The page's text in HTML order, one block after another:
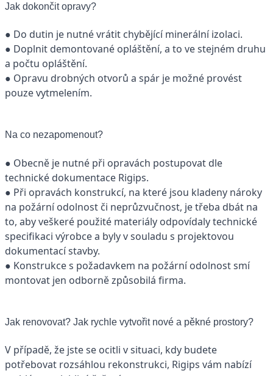
Jak dokončit opravy?
● Do dutin je nutné vrátit chybějící minerální izolaci.
● Doplnit demontované opláštění, a to ve stejném druhu
a počtu opláštění.
● Opravu drobných otvorů a spár je možné provést
pouze vytmelením.
Na co nezapomenout?
● Obecně je nutné při opravách postupovat dle
technické dokumentace Rigips.
● Při opravách konstrukcí, na které jsou kladeny nároky
na požární odolnost či neprůzvučnost, je třeba dbát na
to, aby veškeré použité materiály odpovídaly technické
specifikaci výrobce a byly v souladu s projektovou
dokumentací stavby.
● Konstrukce s požadavkem na požární odolnost smí
montovat jen odborně způsobilá firma.
Jak renovovat? Jak rychle vytvořit nové a pěkné prostory?
V případě, že jste se ocitli v situaci, kdy budete
potřebovat rozsáhlou rekonstrukci, Rigips vám nabízí